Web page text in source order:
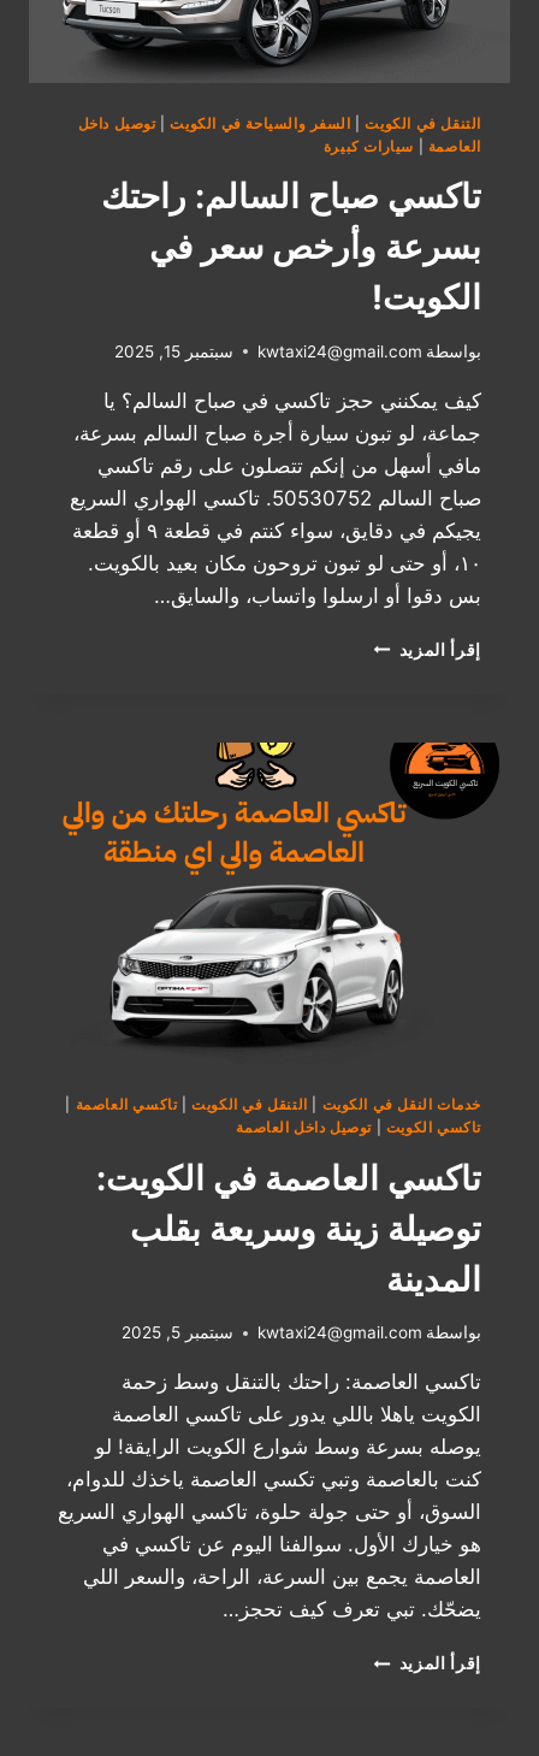
التنقل في الكويت| السفر والسياحة في الكويت|توصيل داخل
العاصمة
سيارات كبيرة
تاكسي صباح السالم: راحتك
بسرعة وأرخص سعر في
الكويت!
بواسطة kwtaxi24@gmail.com سبتمبر 15, 2025
كيف يمكنني حجز تاكسي في صباح السالم؟ يا
جماعة، لو تبون سيارة أجرة صباح السالم بسرعة،
مافي أسهل من إنكم تتصلون على رقم تاكسي
صباح السالم 50530752. تاكسي الهواري السريع
يجيكم في دقايق، سواء كنتم في قطعة ٩ أو قطعة
١٠، أو حتى لو تبون تروحون مكان بعيد بالكويت.
بس دقوا أو ارسلوا واتساب، والسايق…
إقرأ المزيد تاكسي
بسرعة
وأرخص
سعر
في
الكويت!
خدمات النقل في الكويت التنقل في الكويت|تاكسي العاصمة
تاكسي الكويت
توصيل داخل العاصمة
تاكسي العاصمة في الكويت:
توصيلة زينة وسريعة بقلب
المدينة
بواسطة kwtaxi24@gmail.com سبتمبر 5, 2025
تاكسي العاصمة: راحتك بالتنقل وسط زحمة
الكويت ياهلا باللي يدور على تاكسي العاصمة
يوصله بسرعة وسط شوارع الكويت الرايقة! لو
كنت بالعاصمة وتبي تكسي العاصمة ياخذك للدوام،
السوق، أو حتى جولة حلوة، تاكسي الهواري السريع
هو خيارك الأول. سوالفنا اليوم عن تاكسي في
العاصمة يجمع بين السرعة، الراحة، والسعر اللي
يضحّك. تبي تعرف كيف تحجز…
إقرأ المزيد تاكسي